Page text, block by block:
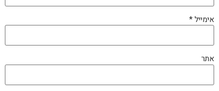
אימייל*
אתר